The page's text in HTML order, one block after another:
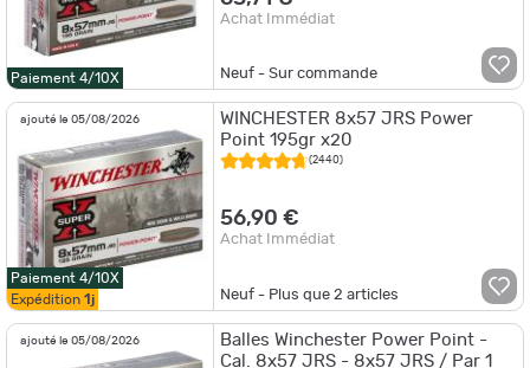
Paiement 4/10X
Achat Immédiat
Neuf - Sur commande
ajouté le 05/08/2026
Paiement 4/10X
Expédition 1j
WINCHESTER 8x57 JRS Power
Point 195gr x20
(2440)
56,90 €
Achat Immédiat
Neuf - Plus que2 articles
ajouté le 05/08/2026
Balles Winchester Power Point -
Cal. 8x57 JRS - 8x57 JRS / Par 1